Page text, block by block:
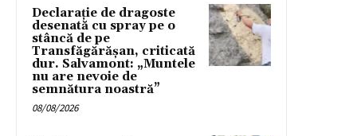
Declarație de dragoste
desenată cu spray pe o
stâncă de pe
Transfăgărășan, criticată
dur. Salvamont: „Muntele
nu are nevoie de
semnătura noastră”
08/08/2026